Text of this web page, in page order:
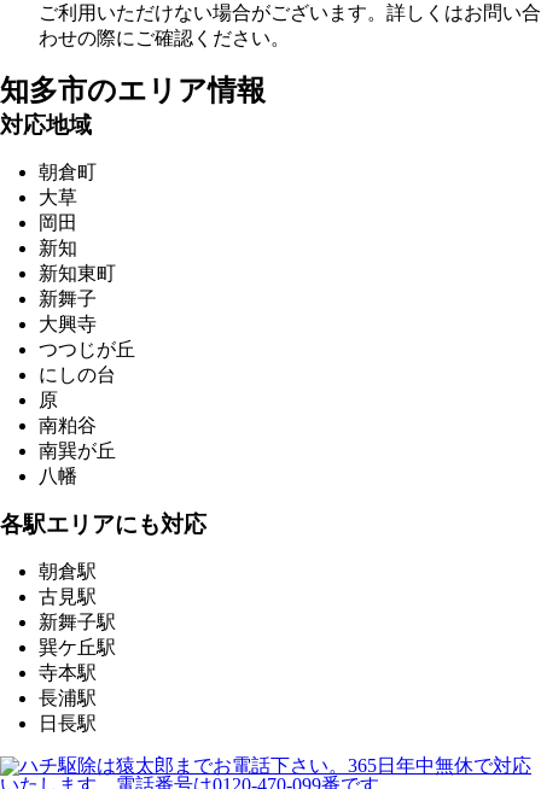
ご利用いただけない場合がございます。詳しくはお問い合
わせの際にご確認ください。
知多市のエリア情報
対応地域
朝倉町
大草
岡田
新知
新知東町
新舞子
大興寺
つつじが丘
にしの台
原
南粕谷
南巽が丘
八幡
各駅エリアにも対応
朝倉駅
古見駅
新舞子駅
巽ケ丘駅
寺本駅
長浦駅
日長駅